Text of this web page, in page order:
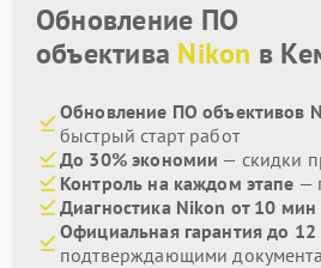
Обновление ПО
объектива Nikon в
Обновление ПО объективов
быстрый старт работ
До 30% экономии — скидки
Контроль на каждом этапе —
Диагностика Nikon от 10 мин
Официальная гарантия до 12
подтверждающими